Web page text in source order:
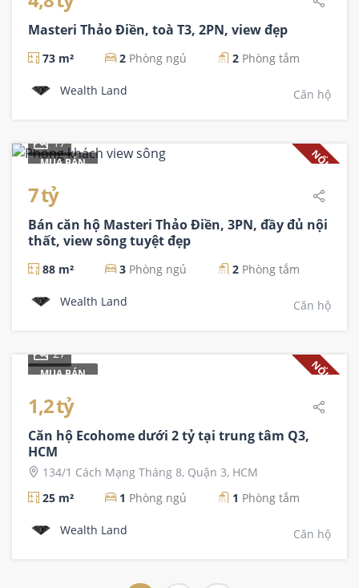
Masteri Thảo Điền, toà T3, 2PN, view đẹp
73 m² 2 Phòng ngủ 2 Phòng tắm
Wealth Land Căn hộ
MUA BÁN NỔI BẬT
17
7 tỷ
Bán căn hộ Masteri Thảo Điền, 3PN, đầy đủ nội
thất, view sông tuyệt đẹp
88 m² 3 Phòng ngủ 2 Phòng tắm
Wealth Land Căn hộ
MUA BÁN NỔI BẬT
27
1,2 tỷ
Căn hộ Ecohome dưới 2 tỷ tại trung tâm Q3,
HCM
134/1 Cách Mạng Tháng 8, Quận 3, HCM
25 m²
1 Phòng ngủ 1 Phòng tắm
Wealth Land Căn hộ